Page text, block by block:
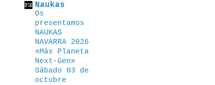
Naukas
Os
presentamos
NAUKAS
NAVARRA 2026
«Más Planeta
Next-Gen»
Sábado 03 de
octubre